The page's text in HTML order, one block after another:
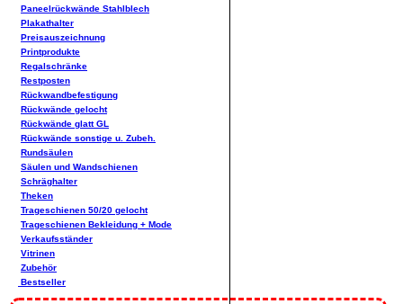
Paneelrückwände Stahlblech
Plakathalter
Preisauszeichnung
Printprodukte
Regalschränke
Restposten
Rückwandbefestigung
Rückwände gelocht
Rückwände glatt GL
Rückwände sonstige u. Zubeh.
Rundsäulen
Säulen und Wandschienen
Schräghalter
Theken
Trageschienen 50/20 gelocht
Trageschienen Bekleidung + Mode
Verkaufsständer
Vitrinen
Zubehör
Bestseller